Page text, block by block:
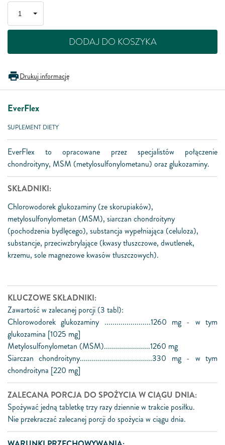
DODAJ DO KOSZYKA
Drukuj informację
EverFlex
SUPLEMENT DIETY
EverFlex to opracowane przez specjalistów połączenie
chondroityny, MSM (metylosulfonylometanu) oraz glukozaminy.
SKŁADNIKI:
Chlorowodorek glukozaminy (ze skorupiaków),
metylosulfonylometan (MSM), siarczan chondroityny
(pochodzenia bydlęcego), substancja wypełniająca (celuloza),
substancje, przeciwzbrylające (kwasy tłuszczowe, dwutlenek,
krzemu, sole magnezowe kwasów tłuszczowych).
KLUCZOWE SKŁADNIKI:
Zawartość w zalecanej porcji (3 tabl):
Chlorowodorek glukozaminy .......................1260 mg - w tym
glukozamina [1025 mg]
Metylosulfonylometan (MSM).......................1260 mg
Siarczan chondroityny....................................330 mg - w tym
chondroityna [220 mg]
ZALECANA PORCJA DO SPOŻYCIA W CIĄGU DNIA:
Spożywać jedną tabletkę trzy razy dziennie w trakcie posiłku.
Nie przekraczać zalecanej porcji do spożycia w ciągu dnia.